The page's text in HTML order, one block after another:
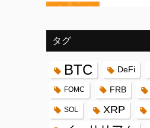
タグ
BTC DeFi
FOMC FRB
SOL XRP